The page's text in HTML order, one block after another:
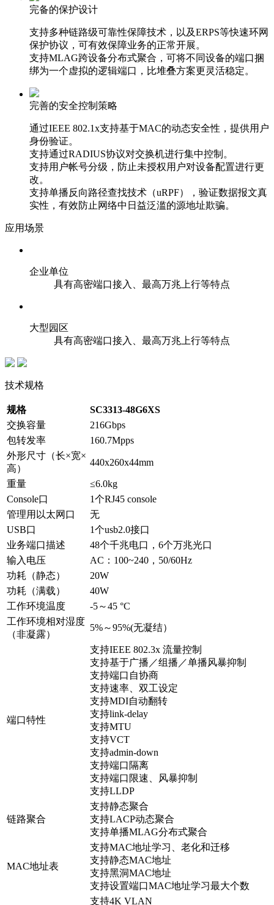
完备的保护设计
支持多种链路级可靠性保障技术，以及ERPS等快速环网
保护协议，可有效保障业务的正常开展。
支持MLAG跨设备分布式聚合，可将不同设备的端口捆
绑为一个虚拟的逻辑端口，比堆叠方案更灵活稳定。
完善的安全控制策略
通过IEEE 802.1x支持基于MAC的动态安全性，提供用户
身份验证。
支持通过RADIUS协议对交换机进行集中控制。
支持用户帐号分级，防止未授权用户对设备配置进行更
改。
支持单播反向路径查找技术（uRPF），验证数据报文真
实性，有效防止网络中日益泛滥的源地址欺骗。
应用场景
企业单位
具有高密端口接入、最高万兆上行等特点
大型园区
具有高密端口接入、最高万兆上行等特点
技术规格
规格
SC3313-48G6XS
交换容量
216Gbps
包转发率
160.7Mpps
外形尺寸（长×宽×
高）
440x260x44mm
重量
≤6.0kg
Console口
1个RJ45 console
管理用以太网口
无
USB口
1个usb2.0接口
业务端口描述
48个千兆电口，6个万兆光口
输入电压
AC：100~240，50/60Hz
功耗（静态）
20W
功耗（满载）
40W
工作环境温度
-5～45 °C
工作环境相对湿度
（非凝露）
5%～95%(无凝结）
端口特性
支持IEEE 802.3x 流量控制
支持基于广播／组播／单播风暴抑制
支持端口自协商
支持速率、双工设定
支持MDI自动翻转
支持link-delay
支持MTU
支持VCT
支持admin-down
支持端口隔离
支持端口限速、风暴抑制
支持LLDP
链路聚合
支持静态聚合
支持LACP动态聚合
支持单播MLAG分布式聚合
MAC地址表
支持MAC地址学习、老化和迁移
支持静态MAC地址
支持黑洞MAC地址
支持设置端口MAC地址学习最大个数
支持4K VLAN